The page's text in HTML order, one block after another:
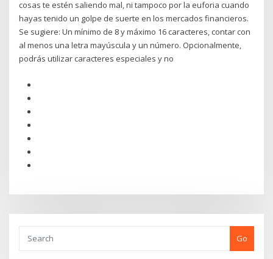
cosas te estén saliendo mal, ni tampoco por la euforia cuando
hayas tenido un golpe de suerte en los mercados financieros.
Se sugiere: Un mínimo de 8 y máximo 16 caracteres, contar con
al menos una letra mayúscula y un número. Opcionalmente,
podrás utilizar caracteres especiales y no
Go